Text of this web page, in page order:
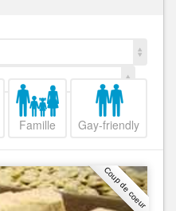
Famille Gay-friendly
Coup de coeur